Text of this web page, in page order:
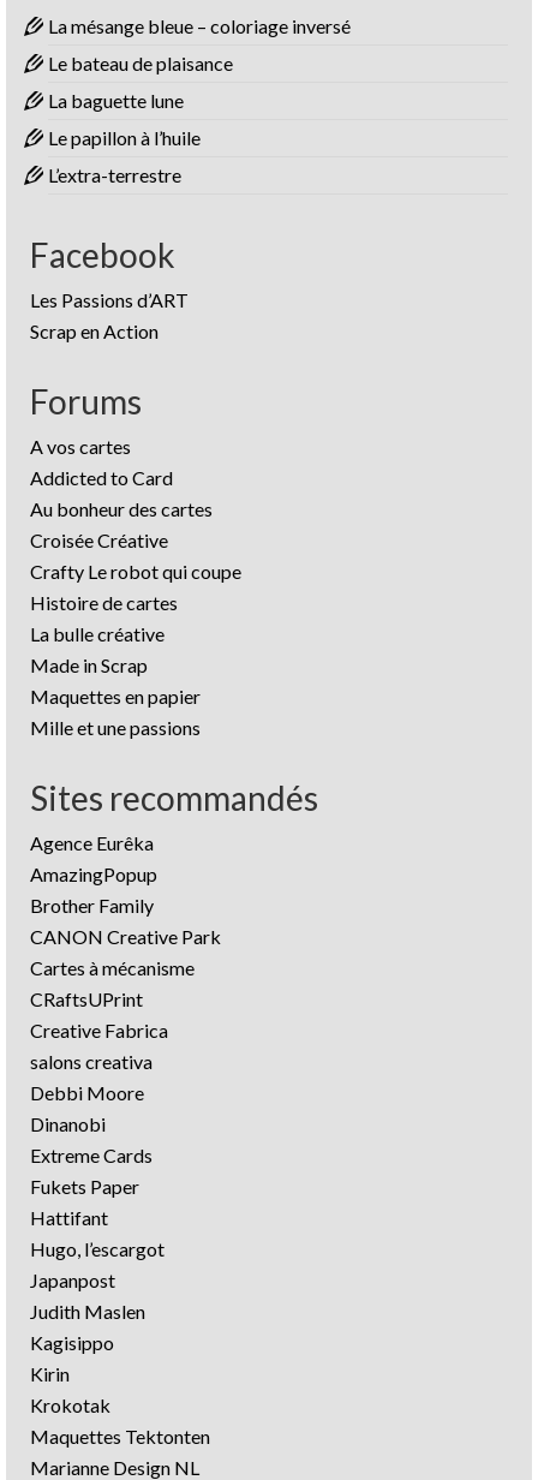
La mésange bleue – coloriage inversé
Le bateau de plaisance
La baguette lune
Le papillon à l’huile
L’extra-terrestre
Facebook
Les Passions d’ART
Scrap en Action
Forums
A vos cartes
Addicted to Card
Au bonheur des cartes
Croisée Créative
Crafty Le robot qui coupe
Histoire de cartes
La bulle créative
Made in Scrap
Maquettes en papier
Mille et une passions
Sites recommandés
Agence Eurêka
AmazingPopup
Brother Family
CANON Creative Park
Cartes à mécanisme
CRaftsUPrint
Creative Fabrica
salons creativa
Debbi Moore
Dinanobi
Extreme Cards
Fukets Paper
Hattifant
Hugo, l’escargot
Japanpost
Judith Maslen
Kagisippo
Kirin
Krokotak
Maquettes Tektonten
Marianne Design NL